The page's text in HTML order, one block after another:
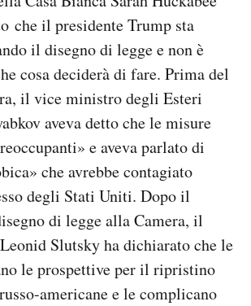
che il presidente Trump sta
il disegno di legge e non è
cosa deciderà di fare. Prima del
il vice ministro degli Esteri
aveva detto che le misure
e aveva parlato di
che avrebbe contagiato
degli Stati Uniti. Dopo il
di legge alla Camera, il
Slutsky ha dichiarato che le
le prospettive per il ripristino
americane e le complicano